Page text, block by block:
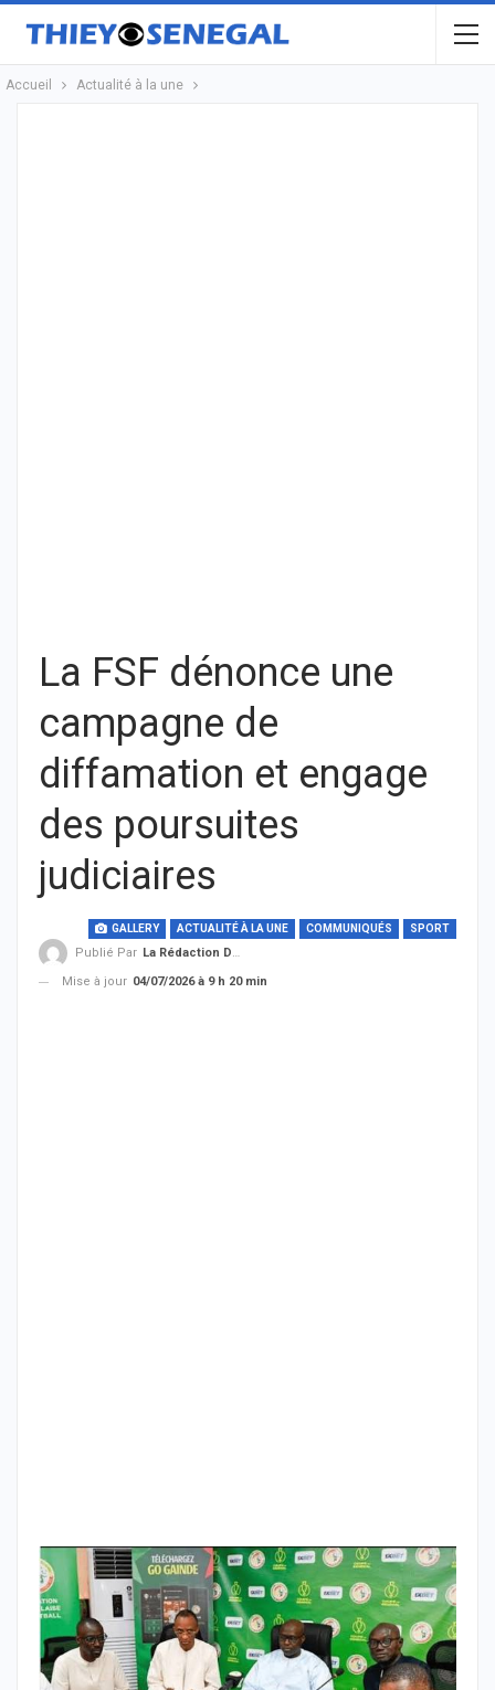
Accueil Actualité à la une
La FSF dénonce une
campagne de
diffamation et engage
des poursuites
judiciaires
GALLERY ACTUALITÉ À LA UNE COMMUNIQUÉS SPORT
Publié Par La Rédaction De THIEYSENEGAL.com
Mise à jour 04/07/2026 à 9 h 20 min